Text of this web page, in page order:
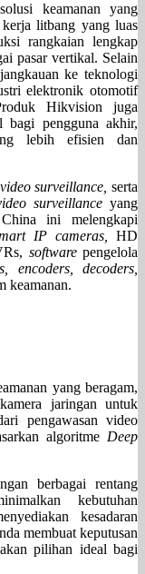
keamanan yang
litbang yang luas
rangkaian lengkap
pasar vertikal. Selain
ke teknologi
elektronik otomotif
Hikvision juga
bagi pengguna akhir,
lebih efisien dan
video surveillance, serta
surveillance yang
ini melengkapi
IP cameras, HD
softwarepengelola
encoders, decoders,
keamanan.
yang beragam,
jaringan untuk
pengawasan video
algoritme Deep
berbagai rentang
kebutuhan
kesadaran
membuat keputusan
pilihan ideal bagi